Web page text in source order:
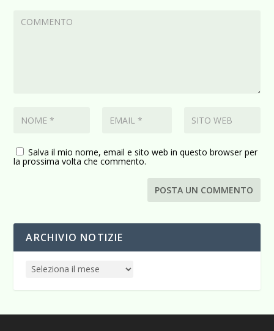
Salva il mio nome, email e sito web in questo browser per
la prossima volta che commento.
ARCHIVIO NOTIZIE